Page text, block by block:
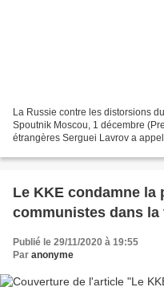
La Russie contre les distorsions
Spoutnik Moscou, 1 décembre
étrangères Serguei Lavrov a
Le KKE condamne la
communistes dans la
Publié le 29/11/2020 à 19:55
Par anonyme